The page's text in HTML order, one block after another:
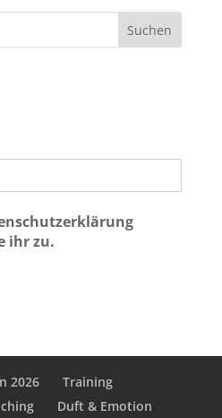
ihr zu.
2026
Training
Duft & Emotion